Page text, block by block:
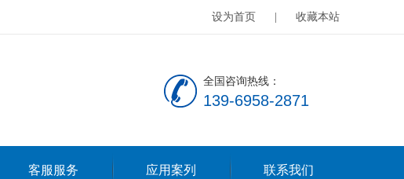
设为首页 收藏本站
全国咨询热线：
139-6958-2871
客服服务 应用案列 联系我们